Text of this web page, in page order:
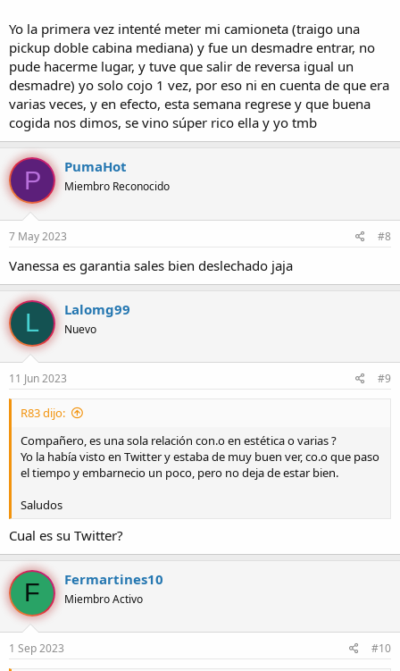
Yo la primera vez intenté meter mi camioneta (traigo una
pickup doble cabina mediana) y fue un desmadre entrar, no
pude hacerme lugar, y tuve que salir de reversa igual un
desmadre) yo solo cojo 1 vez, por eso ni en cuenta de que era
varias veces, y en efecto, esta semana regrese y que buena
cogida nos dimos, se vino súper rico ella y yo tmb
P PumaHot
Miembro Reconocido
7 May 2023 #8
Vanessa es garantia sales bien deslechado jaja
L Lalomg99
Nuevo
11 Jun 2023 #9
R83 dijo:
Compañero, es una sola relación con.o en estética o varias ?
Yo la había visto en Twitter y estaba de muy buen ver, co.o que paso
el tiempo y embarnecio un poco, pero no deja de estar bien.
Saludos
Cual es su Twitter?
F Fermartines10
Miembro Activo
1 Sep 2023 #10